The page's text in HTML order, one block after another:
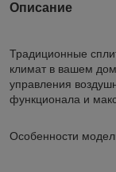
Описание
Традиционные
климат в вашем
управления
функционала и
Особенности